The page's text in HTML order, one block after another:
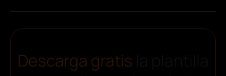
Descarga gratis